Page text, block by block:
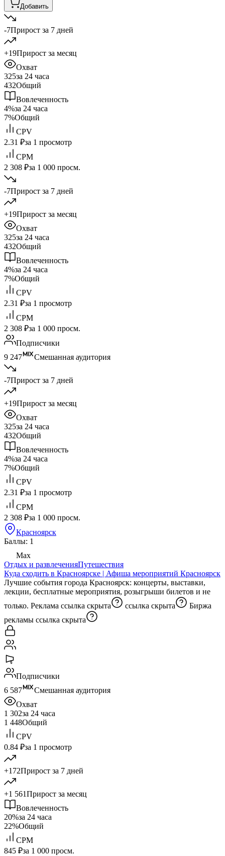
Добавить
-7Прирост за 7 дней
+19Прирост за месяц
Охват
325за 24 часа
432Общий
Вовлеченность
4%за 24 часа
7%Общий
CPV
2.31 ₽за 1 просмотр
CPM
2 308 ₽за 1 000 просм.
-7Прирост за 7 дней
+19Прирост за месяц
Охват
325за 24 часа
432Общий
Вовлеченность
4%за 24 часа
7%Общий
CPV
2.31 ₽за 1 просмотр
CPM
2 308 ₽за 1 000 просм.
Подписчики
9 247
Смешанная аудитория
-7Прирост за 7 дней
+19Прирост за месяц
Охват
325за 24 часа
432Общий
Вовлеченность
4%за 24 часа
7%Общий
CPV
2.31 ₽за 1 просмотр
CPM
2 308 ₽за 1 000 просм.
Красноярск
Баллы: 1
Max
Отдых и развлеченияПутешествия
Куда сходить в Красноярске | Афиша мероприятий Красноярск
Лучшие события города Красноярск: концерты, выставки,
лекции, бесплатные мероприятия, розыгрыши билетов и не
только. Реклама ссылка скрыта ссылка скрыта
Биржа
рекламы ссылка скрыта
Подписчики
6 587
Смешанная аудитория
Охват
1 302за 24 часа
1 448Общий
CPV
0.84 ₽за 1 просмотр
+172Прирост за 7 дней
+1 561Прирост за месяц
Вовлеченность
20%за 24 часа
22%Общий
CPM
845 ₽за 1 000 просм.